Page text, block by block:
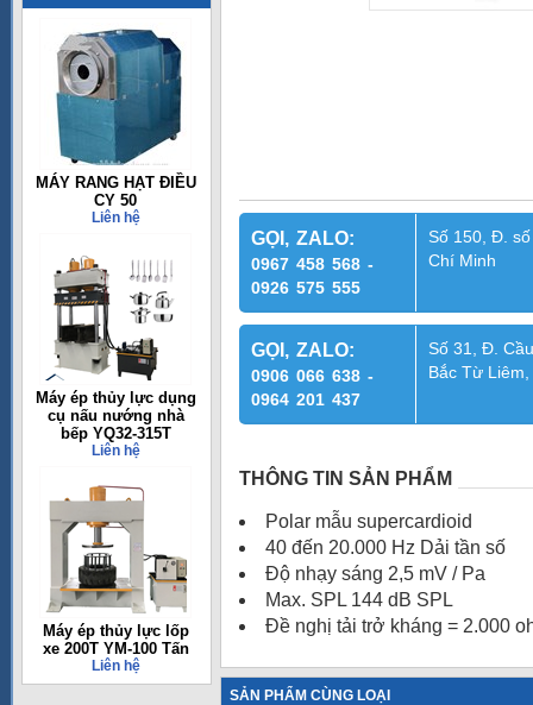
MÁY RANG HẠT ĐIỀU
CY 50
Liên hệ
Máy ép thủy lực dụng
cụ nấu nướng nhà
bếp YQ32-315T
Liên hệ
Máy ép thủy lực lốp
xe 200T YM-100 Tấn
Liên hệ
GỌI, ZALO:
0967 458 568 -
0926 575 555
Số 150, Đ.
Chí Minh
GỌI, ZALO:
0906 066 638 -
0964 201 437
Số 31, Đ.
Bắc Từ
THÔNG TIN SẢN PHẨM
Polar mẫu supercardioid
40 đến 20.000 Hz Dải tần số
Độ nhạy sáng 2,5 mV / Pa
Max. SPL 144 dB SPL
Đề nghị tải trở kháng = 2.000
SẢN PHẨM CÙNG LOẠI